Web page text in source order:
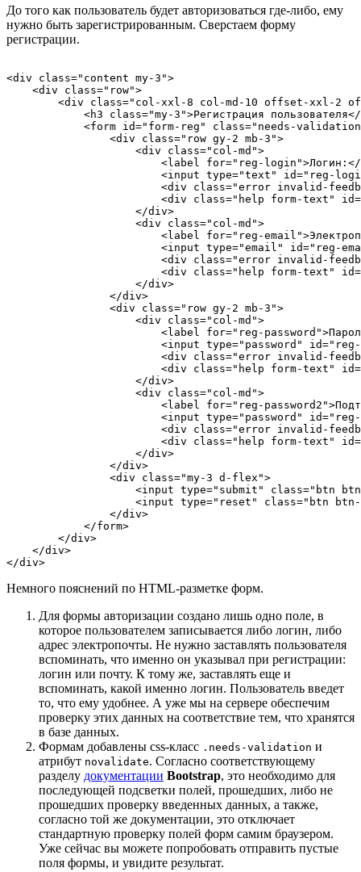
До того как пользователь будет авторизоваться где-либо, ему
нужно быть зарегистрированным. Сверстаем форму
регистрации.
<div class="content my-3">
    <div class="row">
<div class="col-xxl-8 col-md-10 offset-xxl-2
<h3 class="my-3">Регистрация
<form id="form-reg" class="needs-
                <div class="row gy-2 mb-3">
                    <div class="col-md">
<label for="reg-
<input type="text" id="reg-
<div class="error invalid-
<div class="help form-text"
                    </div>
                    <div class="col-md">
<label for="reg-
<input type="email" id="reg-
<div class="error invalid-
<div class="help form-text"
                    </div>
                </div>
                <div class="row gy-2 mb-3">
                    <div class="col-md">
<label for="reg-
<input type="password"
<div class="error invalid-
<div class="help form-text"
                    </div>
                    <div class="col-md">
<label for="reg-
<input type="password"
<div class="error invalid-
<div class="help form-text"
                    </div>
                </div>
                <div class="my-3 d-flex">
<input type="submit" class="btn
<input type="reset" class="btn
                </div>
            </form>
        </div>
    </div>
Немного пояснений по HTML-разметке форм.
Для формы авторизации создано лишь одно поле, в
которое пользователем записывается либо логин, либо
адрес электропочты. Не нужно заставлять пользователя
вспоминать, что именно он указывал при регистрации:
логин или почту. К тому же, заставлять еще и
вспоминать, какой именно логин. Пользователь введет
то, что ему удобнее. А уже мы на сервере обеспечим
проверку этих данных на соответствие тем, что хранятся
в базе данных.
Формам добавлены css-класс .needs-validation и
атрибут novalidate. Согласно соответствующему
разделу документации Bootstrap, это необходимо для
последующей подсветки полей, прошедших, либо не
прошедших проверку введенных данных, а также,
согласно той же документации, это отключает
стандартную проверку полей форм самим браузером.
Уже сейчас вы можете попробовать отправить пустые
поля формы, и увидите результат.